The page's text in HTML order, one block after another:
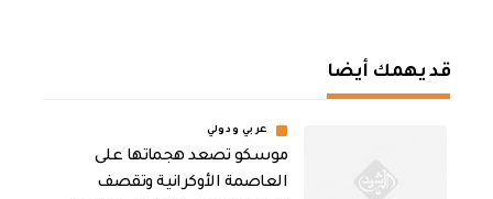
قد يهمك أيضا
عربي ودولي
موسكو تصعد هجماتها على
العاصمة الأوكرانية وتقصف